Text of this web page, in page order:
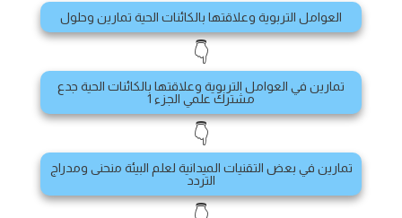
العوامل التربوية وعلاقتها بالكائنات الحية تمارين وحلول
👇
تمارين في العوامل التربوية وعلاقتها بالكائنات الحية جدع
مشترك علمي الجزء 1
👇
تمارين في بعض التقنيات الميدانية لعلم البيئة منحنى ومدراج
التردد